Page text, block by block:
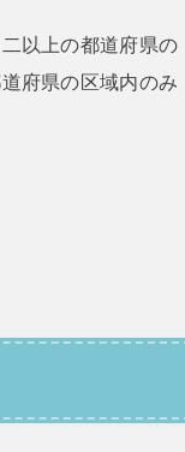
以上の都道府県の
道府県の区域内のみ